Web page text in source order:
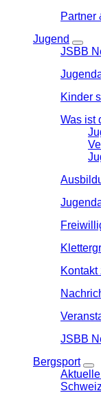
Partner
Jugend
JSBB
Kinder
Was ist
Kontakt
JSBB
Bergsport
Schweiz